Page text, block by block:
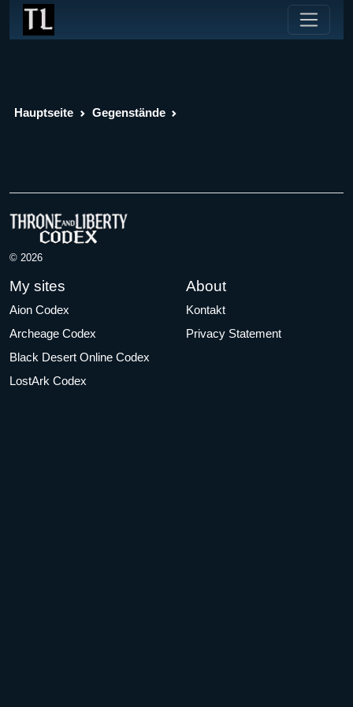
Hauptseite Gegenstände
© 2026
My sites
Aion Codex
Archeage Codex
Black Desert Online Codex
LostArk Codex
About
Kontakt
Privacy Statement